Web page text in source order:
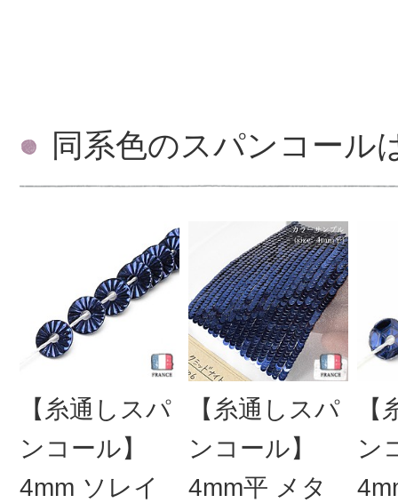
同系色のスパンコール
【糸通しスパ
ンコール】
4mm ソレイ
【糸通しスパ
ンコール】
4mm平 メタ
ン